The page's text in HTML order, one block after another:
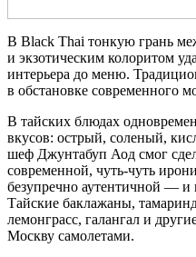
В Black Thai тонкую грань
и экзотическим колоритом
интерьера до меню.
в обстановке современного
В тайских блюдах
вкусов: острый, соленый,
шеф Джунтабуп Аод смог
современной, чуть-чуть
безупречно аутентичной — и
Тайские баклажаны,
лемонграсс, галангал и
Москву самолетами.